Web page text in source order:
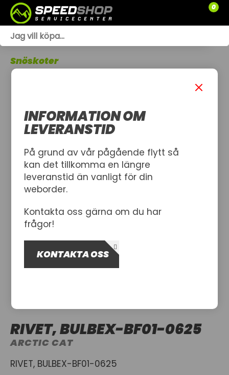
0
SLÄPVAGNAR
Snöskoter
RIVET, BULBEX-BF01-0625
ARCTIC CAT
RIVET, BULBEX-BF01-0625
INFORMATION OM
LEVERANSTID
På grund av vår pågående flytt så
kan det tillkomma en längre
leveranstid än vanligt för din
weborder.
Kontakta oss gärna om du har
frågor!
KONTAKTA OSS